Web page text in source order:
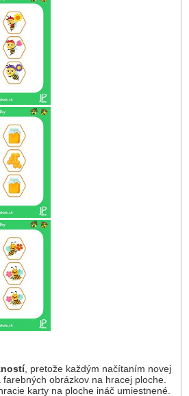
, pretože každým načítaním novej
obrázkov na hracej ploche.
karty na ploche ináč umiestnené.